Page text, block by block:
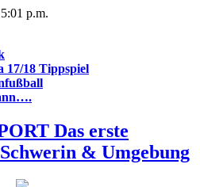
p.m.
17/18 Tippspiel
Das erste
& Umgebung